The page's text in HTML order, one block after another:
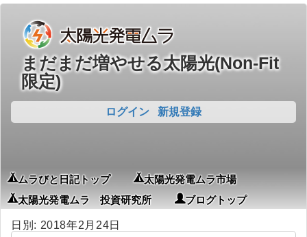
まだまだ増やせる太陽光(Non-Fit
限定)
ログイン 新規登録
ムラびと日記トップ
太陽光発電ムラ市場
太陽光発電ムラ 投資研究所
ブログトップ
日別: 2018年2月24日